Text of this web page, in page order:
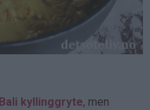
Bali kyllinggryte, men